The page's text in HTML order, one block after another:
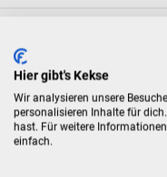
Dokumente
Hier gibt's Kekse
Wir analysieren unsere
personalisieren Inhalte für
hast. Für weitere
einfach.